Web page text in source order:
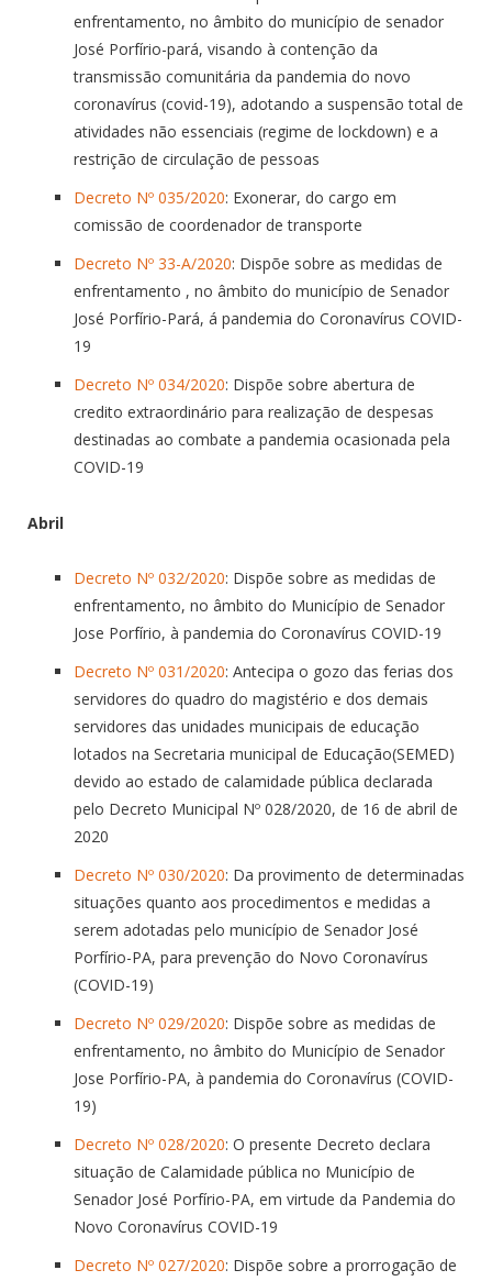
enfrentamento, no âmbito do município de senador
José Porfírio-pará, visando à contenção da
transmissão comunitária da pandemia do novo
coronavírus (covid-19), adotando a suspensão total de
atividades não essenciais (regime de lockdown) e a
restrição de circulação de pessoas
Decreto Nº 035/2020: Exonerar, do cargo em
comissão de coordenador de transporte
Decreto Nº 33-A/2020: Dispõe sobre as medidas de
enfrentamento , no âmbito do município de Senador
José Porfírio-Pará, á pandemia do Coronavírus COVID-
19
Decreto Nº 034/2020: Dispõe sobre abertura de
credito extraordinário para realização de despesas
destinadas ao combate a pandemia ocasionada pela
COVID-19
Abril
Decreto Nº 032/2020: Dispõe sobre as medidas de
enfrentamento, no âmbito do Município de Senador
Jose Porfírio, à pandemia do Coronavírus COVID-19
Decreto Nº 031/2020: Antecipa o gozo das ferias dos
servidores do quadro do magistério e dos demais
servidores das unidades municipais de educação
lotados na Secretaria municipal de Educação(SEMED)
devido ao estado de calamidade pública declarada
pelo Decreto Municipal Nº 028/2020, de 16 de abril de
2020
Decreto Nº 030/2020: Da provimento de determinadas
situações quanto aos procedimentos e medidas a
serem adotadas pelo município de Senador José
Porfírio-PA, para prevenção do Novo Coronavírus
(COVID-19)
Decreto Nº 029/2020: Dispõe sobre as medidas de
enfrentamento, no âmbito do Município de Senador
Jose Porfírio-PA, à pandemia do Coronavírus (COVID-
19)
Decreto Nº 028/2020: O presente Decreto declara
situação de Calamidade pública no Município de
Senador José Porfírio-PA, em virtude da Pandemia do
Novo Coronavírus COVID-19
Decreto Nº 027/2020: Dispõe sobre a prorrogação de